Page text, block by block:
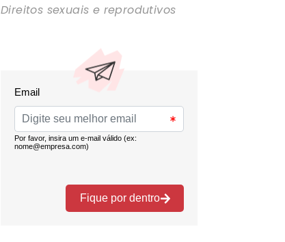
Direitos sexuais e reprodutivos